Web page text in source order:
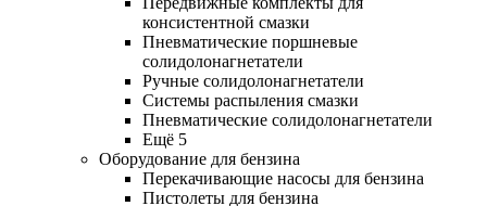
консистентной смазки
Пневматические поршневые
солидолонагнетатели
Ручные солидолонагнетатели
Системы распыления смазки
Пневматические солидолонагнетатели
Ещё 5
Оборудование для бензина
Перекачивающие насосы для бензина
Пистолеты для бензина